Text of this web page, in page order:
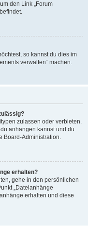
den Link „Forum
so kannst du dies im
verwalten“ machen.
zulassen oder verbieten.
anhängen kannst und du
Board-Administration.
erhalten?
gehe in den persönlichen
„Dateianhänge
erhalten und diese